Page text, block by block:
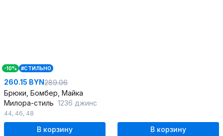
-10% #СТИЛЬНО
260.15 BYN289.06
Брюки, Бомбер, Майка
Милора-стиль 1236 джинс
44, 46, 48
В корзину В корзину